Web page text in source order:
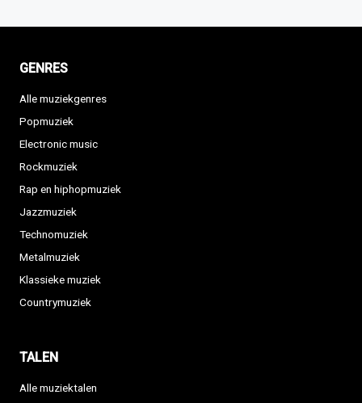
GENRES
Alle muziekgenres
Popmuziek
Electronic music
Rockmuziek
Rap en hiphopmuziek
Jazzmuziek
Technomuziek
Metalmuziek
Klassieke muziek
Countrymuziek
TALEN
Alle muziektalen